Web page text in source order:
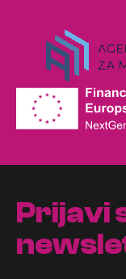
Prijavi